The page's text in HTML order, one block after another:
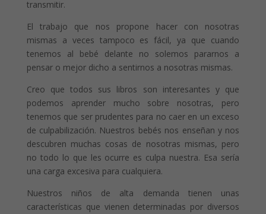
transmitir.
El trabajo que nos propone hacer con nosotras
mismas a veces tampoco es fácil, ya que cuando
tenemos al bebé delante no solemos pararnos a
pensar o mejor dicho a sentirnos a nosotras mismas.
Creo que todos sus libros son interesantes y que
podemos aprender mucho sobre nosotras, pero
tenemos que ser prudentes para no caer en un exceso
de culpabilización. Nuestros bebés nos enseñan y nos
descubren muchas cosas de nosotras mismas, pero
no todo lo que les ocurre es culpa nuestra. Esa sería
una carga excesiva para cualquiera.
Nuestros niños de alta demanda tienen unas
características que vienen determinadas por diversos